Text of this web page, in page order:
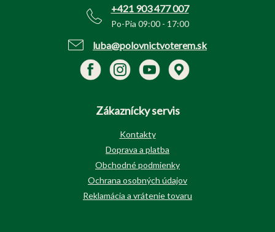
+421 903 477 007
Po-Pia 09:00 - 17:00
luba@polovnictvoterem.sk
Zákaznícky servis
Kontakty
Doprava a platba
Obchodné podmienky
Ochrana osobných údajov
Reklamácia a vrátenie tovaru